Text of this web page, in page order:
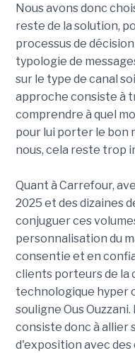
Nous avons donc
reste de la solution,
processus de
typologie de
sur le type de canal
approche consiste à
comprendre à quel
pour lui porter le bon
nous, cela reste trop
Quant à Carrefour,
2025 et des dizaines
conjuguer ces
personnalisation du
consentie et en
clients porteurs de la
technologique hyper
souligne Ous
consiste donc à allier
d'exposition avec